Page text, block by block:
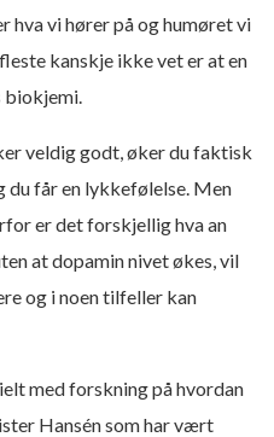
vi hører på og humøret vi
kanskje ikke vet er at en
biokjemi.
veldig godt, øker du faktisk
du får en lykkefølelse. Men
er det forskjellig hva an
at dopamin nivet økes, vil
og i noen tilfeller kan
med forskning på hvordan
Hansén som har vært